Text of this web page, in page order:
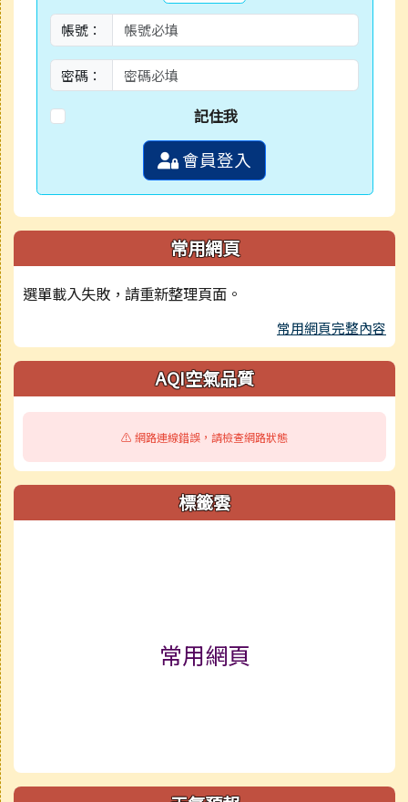
帳號：
密碼：
記住我
會員登入
常用網頁
選單載入失敗，請重新整理頁面。
常用網頁完整內容
AQI空氣品質
⚠️ 網路連線錯誤，請檢查網路狀態
標籤雲
常用網頁